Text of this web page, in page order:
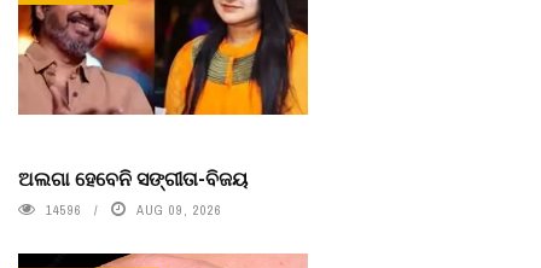
ଅଲଗା ହେବେନି ସଙ୍ଗୀତା-ବିଜୟ
14596 AUG 09, 2026